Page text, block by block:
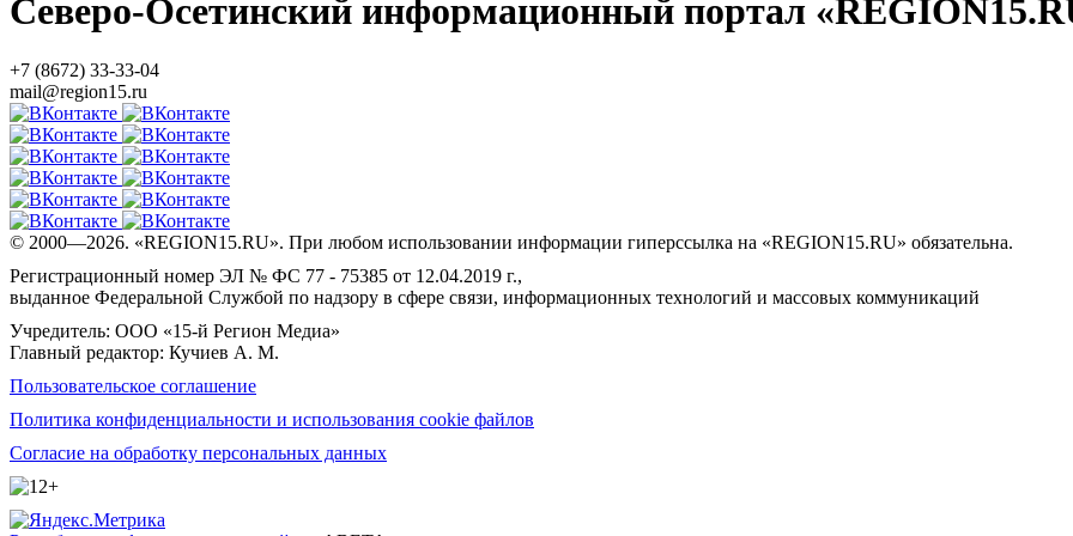
Северо-Осетинский информационный портал
+7 (8672) 33-33-04
mail@region15.ru
© 2000—2026. «REGION15.RU». При любом использовании информации гиперссылка на «REGION15.RU» обязательна.
Регистрационный номер ЭЛ № ФС 77 - 75385 от 12.04.2019 г.,
выданное Федеральной Службой по надзору в сфере связи, информационных технологий и массовых коммуникаций
Учредитель: ООО «15-й Регион Медиа»
Главный редактор: Кучиев А. М.
Пользовательское соглашение
Политика конфиденциальности и использования cookie файлов
Согласие на обработку персональных данных